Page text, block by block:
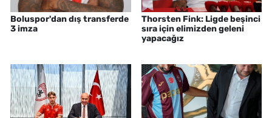
Boluspor'dan dış transferde
3 imza
Thorsten Fink: Ligde beşinci
sıra için elimizden geleni
yapacağız